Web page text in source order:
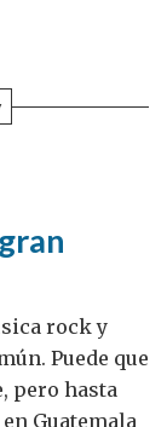
rock y
Puede que
pero hasta
Guatemala